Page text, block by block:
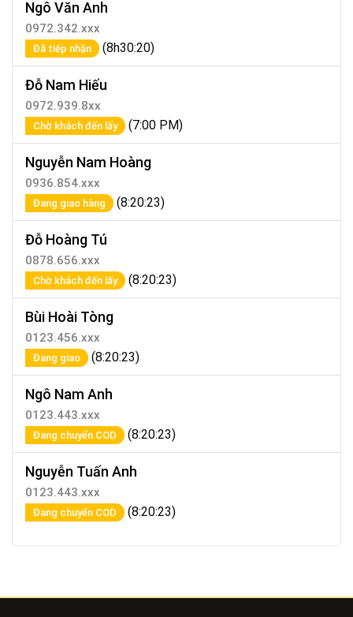
Ngô Văn Anh
0972.342.xxx
Đã tiếp nhận (8h30:20)
Đỗ Nam Hiếu
0972.939.8xx
Chờ khách đến lấy (7:00 PM)
Nguyễn Nam Hoàng
0936.854.xxx
Đang giao hàng (8:20:23)
Đỗ Hoàng Tú
0878.656.xxx
Chờ khách đến lấy (8:20:23)
Bùi Hoài Tòng
0123.456.xxx
Đang giao (8:20:23)
Ngô Nam Anh
0123.443.xxx
Đang chuyển COD (8:20:23)
Nguyễn Tuấn Anh
0123.443.xxx
Đang chuyển COD (8:20:23)